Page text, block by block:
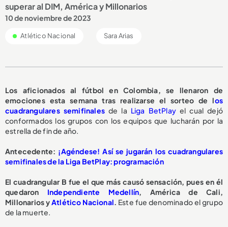
superar al DIM, América y Millonarios
10 de noviembre de 2023
Atlético Nacional Sara Arias
Los aficionados al fútbol en Colombia, se llenaron de
emociones esta semana tras realizarse el sorteo de los
cuadrangulares semifinales de la Liga BetPlay el cual dejó
conformados los grupos con los equipos que lucharán por la
estrella de fin de año.
Antecedente: ¡Agéndese! Así se jugarán los cuadrangulares
semifinales de la Liga BetPlay: programación
El cuadrangular B fue el que más causó sensación, pues en él
quedaron Independiente Medellín, América de Cali,
Millonarios yAtlético Nacional. Este fue denominado el grupo
de la muerte.